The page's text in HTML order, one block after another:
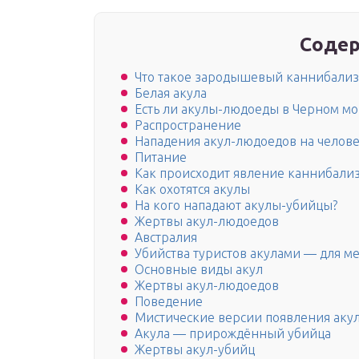
Что такое зародышевый
Белая акула
Есть ли акулы-людоеды в Черном
Распространение
Нападения акул-людоедов на
Питание
Как происходит явление
Как охотятся акулы
На кого нападают акулы-убийцы?
Жертвы акул-людоедов
Австралия
Убийства туристов акулами — для
Основные виды акул
Жертвы акул-людоедов
Поведение
Мистические версии появления
Акула — прирождённый убийца
Жертвы акул-убийц